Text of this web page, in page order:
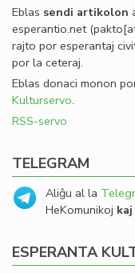
Eblas sendi artikolon
esperantio.net
rajto por esperantaj
por la ceteraj.
Eblas donaci monon
Kulturservo.
RSS-servo
TELEGRAM
Aliĝu al la
HeKomunikoj
ESPERANTA